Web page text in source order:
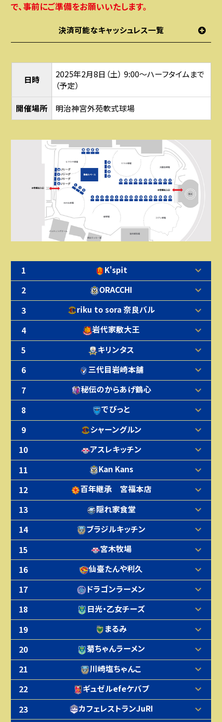
で、事前にご準備をお願いいたします。
決済可能なキャッシュレス一覧
日時
2025年2月8日（土） 9:00～ハーフタイムまで
（予定）
開催場所
明治神宮外苑軟式球場
1
K'spit
2
ORACCHI
3
riku to sora 奈良バル
4
岩代家敷大王
5
キリンタス
6
三代目岩崎本舗
7
秘伝のからあげ鶴心
8
でびっと
9
シャーングルン
10
アスレキッチン
11
Kan Kans
12
百年継承 宮福本店
13
隠れ家食堂
14
ブラジルキッチン
15
宮木牧場
16
仙臺たんや利久
17
ドラゴンラーメン
18
日光・乙女チーズ
19
まるみ
20
菊ちゃんラーメン
21
川崎塩ちゃんこ
22
ギュゼルefeケバブ
23
カフェレストランJuRI